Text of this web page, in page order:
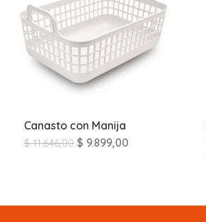
Canasto con Manija
$11.646,00 $ 9.899,00